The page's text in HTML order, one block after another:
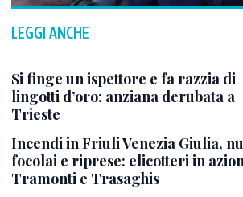
LEGGI ANCHE
Si finge un ispettore e fa razzia di
lingotti d’oro: anziana derubata a
Trieste
Incendi in Friuli Venezia Giulia,
focolai e riprese: elicotteri in
Tramonti e Trasaghis